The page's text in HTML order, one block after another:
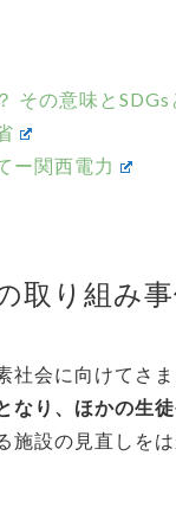
その意味と
ー関西電力
取り組み
社会に向けてさ
なり、ほかの生
施設の見直しを